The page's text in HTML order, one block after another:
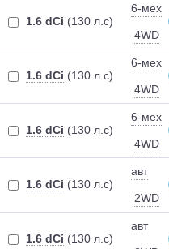
1.6 dCi (130 л.с)
6-мех
4WD
1.6 dCi (130 л.с)
6-мех
4WD
1.6 dCi (130 л.с)
6-мех
4WD
1.6 dCi (130 л.с)
авт
2WD
1.6 dCi (130 л.с)
авт